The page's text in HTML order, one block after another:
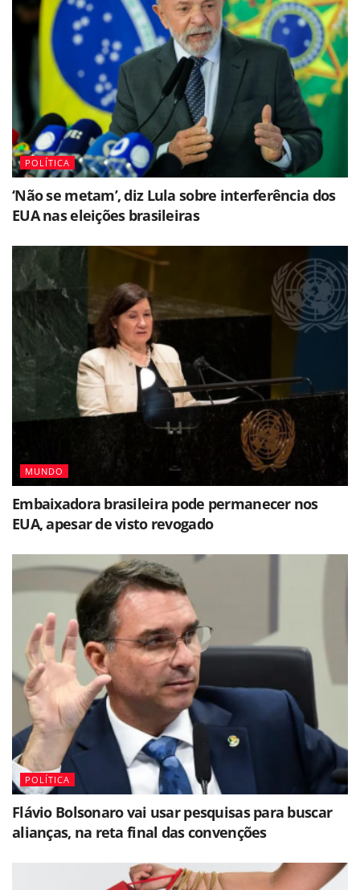
POLÍTICA
‘Não se metam’, diz Lula sobre interferência dos
EUA nas eleições brasileiras
MUNDO
Embaixadora brasileira pode permanecer nos
EUA, apesar de visto revogado
POLÍTICA
Flávio Bolsonaro vai usar pesquisas para buscar
alianças, na reta final das convenções